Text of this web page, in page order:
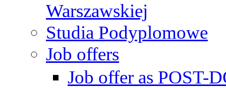
Warszawskiej
Studia Podyplomowe
Job offers
Job offer as POST-